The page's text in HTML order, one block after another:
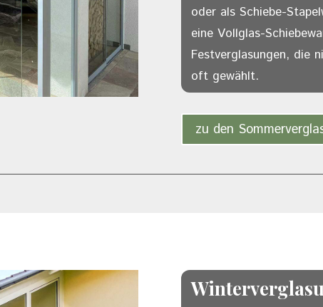
oder als Schiebe-
eine Vollglas-
Festverglasungen, die
oft gewählt.
zu den